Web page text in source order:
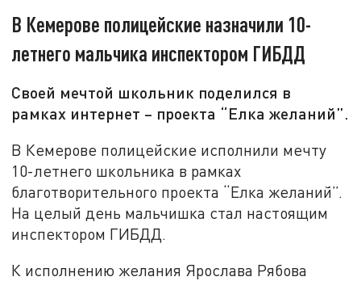
В Кемерове полицейские назначили 10-
летнего мальчика инспектором ГИБДД
Своей мечтой школьник поделился в
рамках интернет – проекта “Елка желаний”.
В Кемерове полицейские исполнили мечту
10-летнего школьника в рамках
благотворительного проекта “Елка желаний”.
На целый день мальчишка стал настоящим
инспектором ГИБДД.
К исполнению желания Ярослава Рябова